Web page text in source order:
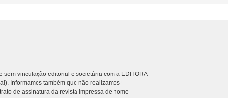
sem vinculação editorial e societária com a EDITORA
Informamos também que não realizamos
de assinatura da revista impressa de nome